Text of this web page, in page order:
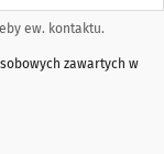
ew. kontaktu.
zawartych w